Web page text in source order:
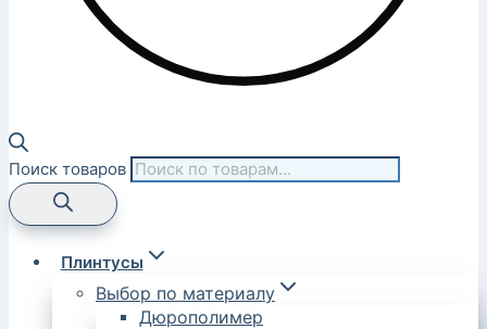
Поиск товаров
Плинтусы
Выбор по материалу
Дюрополимер